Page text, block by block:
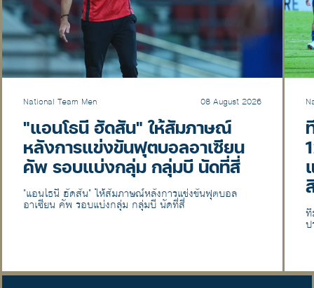
National Team Men 08 August 2026
"แอนโธนี ฮัดสัน" ให้สัมภาษณ์
หลังการแข่งขันฟุตบอลอาเซียน
คัพ รอบแบ่งกลุ่ม กลุ่มบี นัดที่สี่
"แอนโธนี ฮัดสัน" ให้สัมภาษณ์หลังการแข่งขันฟุตบอล
อาเซียน คัพ รอบแบ่งกลุ่ม กลุ่มบี นัดที่สี่